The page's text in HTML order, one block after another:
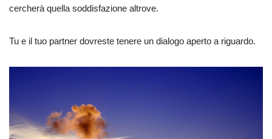
cercherà quella soddisfazione altrove.
Tu e il tuo partner dovreste tenere un dialogo aperto a riguardo.